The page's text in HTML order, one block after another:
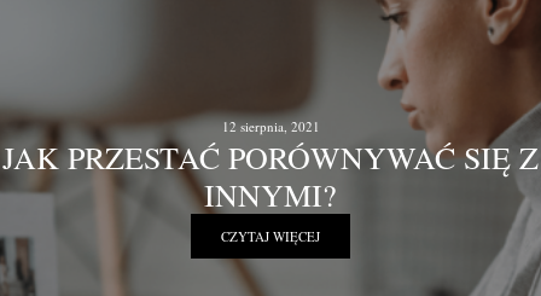
12 sierpnia, 2021
JAK PRZESTAĆ PORÓWNYWAĆ SIĘ Z
INNYMI?
CZYTAJ WIĘCEJ